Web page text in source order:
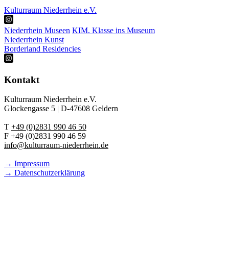
Kulturraum Niederrhein e.V.
Niederrhein Museen KIM. Klasse ins Museum
Niederrhein Kunst
Borderland Residencies
Kontakt
Kulturraum Niederrhein e.V.
Glockengasse 5 | D-47608 Geldern
T +49 (0)2831 990 46 50
F +49 (0)2831 990 46 59
info@kulturraum-niederrhein.de
→ Impressum
→ Datenschutzerklärung